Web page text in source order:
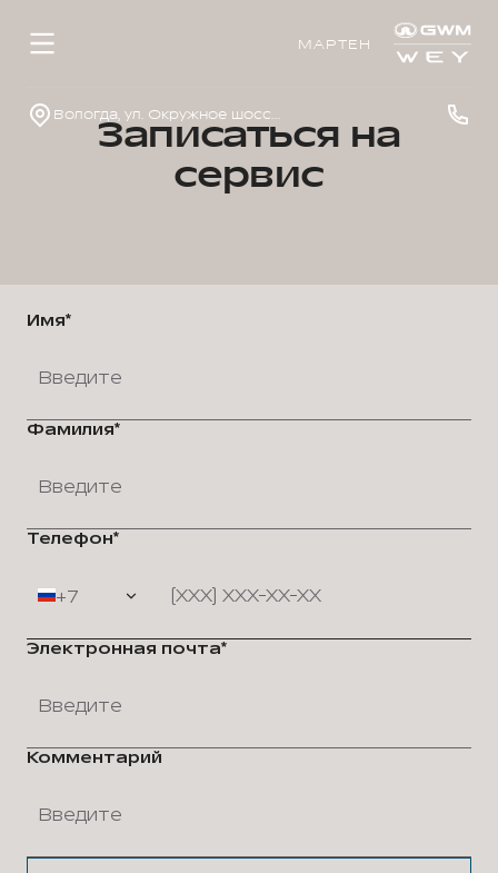
МАРТЕН
Вологда, ул. Окружное шоссе, д.33
Записаться на
сервис
Имя*
Фамилия*
Телефон*
+7
Электронная почта*
Комментарий